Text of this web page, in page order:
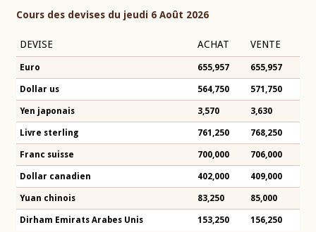
Cours des devises du jeudi 6 Août 2026
DEVISE ACHAT VENTE
Euro 655,957 655,957
Dollar us 564,750 571,750
Yen japonais 3,570 3,630
Livre sterling 761,250 768,250
Franc suisse 700,000 706,000
Dollar canadien 402,000 409,000
Yuan chinois 83,250 85,000
Dirham Emirats Arabes Unis 153,250 156,250